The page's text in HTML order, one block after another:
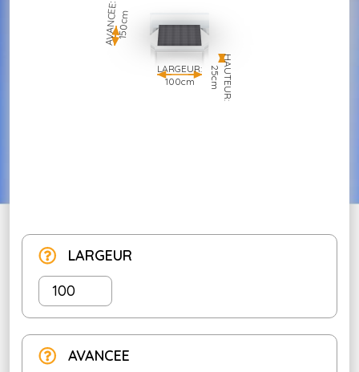
LARGEUR:
100cm
AVANCEE:150cm
HAUTEUR:
25cm
LARGEUR
AVANCEE